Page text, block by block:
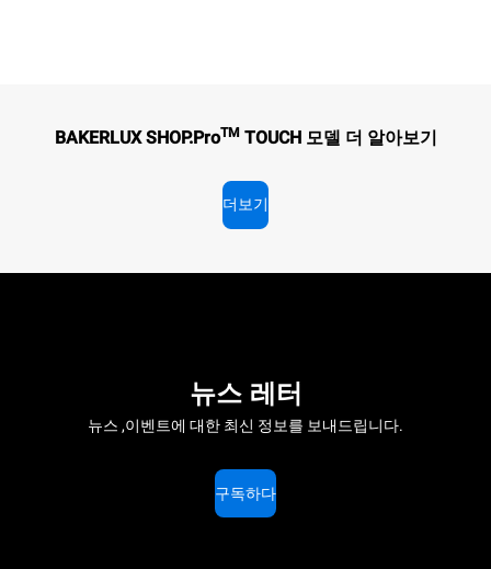
BAKERLUX SHOP.ProTMTOUCH 모델 더 알아보기
더보기
뉴스 레터
뉴스 ,이벤트에 대한 최신 정보를 보내드립니다.
구독하다